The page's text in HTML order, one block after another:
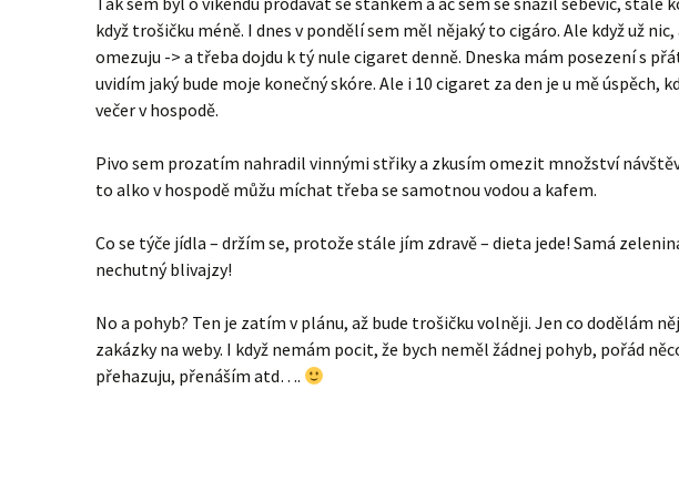
když trošičku méně. I dnes v pondělí sem měl nějaký to cigáro. Ale když už
omezuju -> a třeba dojdu k tý nule cigaret denně. Dneska mám posezení s
uvidím jaký bude moje konečný skóre. Ale i 10 cigaret za den je u mě úspěch,
večer v hospodě.
Pivo sem prozatím nahradil vinnými střiky a zkusím omezit množství
to alko v hospodě můžu míchat třeba se samotnou vodou a kafem.
Co se týče jídla – držím se, protože stále jím zdravě – dieta jede! Samá
nechutný blivajzy!
No a pohyb? Ten je zatím v plánu, až bude trošičku volněji. Jen co dodělám
zakázky na weby. I když nemám pocit, že bych neměl žádnej pohyb, pořád
přehazuju, přenáším atd….